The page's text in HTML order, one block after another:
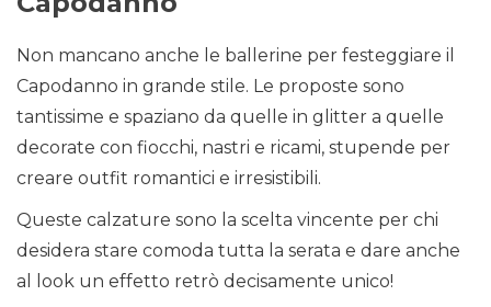
Non mancano anche le ballerine per festeggiare il
Capodanno in grande stile. Le proposte sono
tantissime e spaziano da quelle in glitter a quelle
decorate con fiocchi, nastri e ricami, stupende per
creare outfit romantici e irresistibili.
Queste calzature sono la scelta vincente per chi
desidera stare comoda tutta la serata e dare anche
al look un effetto retrò decisamente unico!